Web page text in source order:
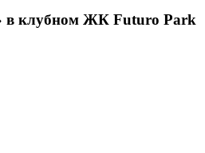
в клубном ЖК Futuro Park